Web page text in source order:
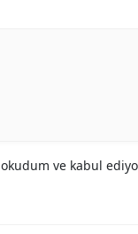
okudum ve kabul